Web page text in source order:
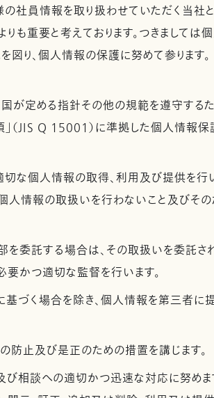
の社員情報を取り扱わせていただく当社
も重要と考えております。つきまして
り、個人情報の保護に努めて参ります。
が定める指針その他の規範を遵守する
（JIS Q 15001）に準拠した個人情報保
な個人情報の取得、利用及び提供を行
情報の取扱いを行わないこと及びその
委託する場合は、その取扱いを委託
要かつ適切な監督を行います。
づく場合を除き、個人情報を第三者に
防止及び是正のための措置を講じます。
相談への適切かつ迅速な対応に努めま